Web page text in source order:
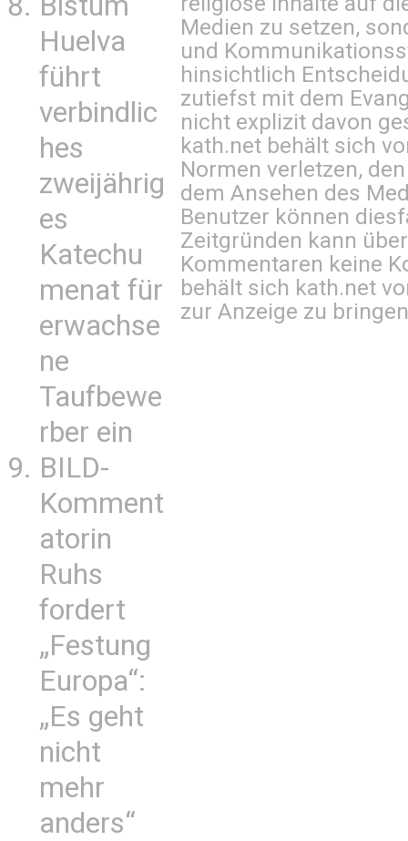
Huelva
führt
verbindlic
hes
zweijährig
es
Katechu
menat für
erwachse
ne
Taufbewe
rber ein
BILD-
Komment
atorin
Ruhs
fordert
„Festung
Europa“:
„Es geht
nicht
mehr
anders“
Medien zu setzen,
und
hinsichtlich
zutiefst mit dem
nicht explizit davon
kath.net behält sich
Normen verletzen,
dem Ansehen des
Benutzer können
Zeitgründen kann
Kommentaren keine
behält sich kath.net
zur Anzeige zu